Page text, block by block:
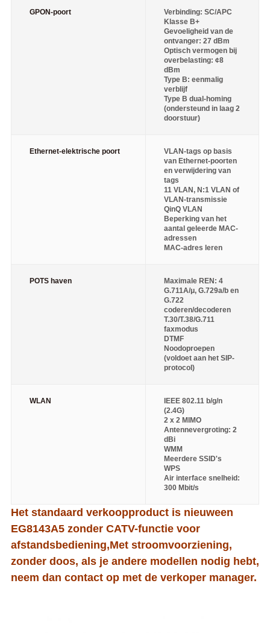
GPON-poort
Verbinding: SC/APC
Klasse B+
Gevoeligheid van de
ontvanger: 27 dBm
Optisch vermogen bij
overbelasting: ¢8
dBm
Type B: eenmalig
verblijf
Type B dual-homing
(ondersteund in laag 2
doorstuur)
Ethernet-elektrische poort
VLAN-tags op basis
van Ethernet-poorten
en verwijdering van
tags
11 VLAN, N:1 VLAN of
VLAN-transmissie
QinQ VLAN
Beperking van het
aantal geleerde MAC-
adressen
MAC-adres leren
POTS haven
Maximale REN: 4
G.711A/μ, G.729a/b en
G.722
coderen/decoderen
T.30/T.38/G.711
faxmodus
DTMF
Noodoproepen
(voldoet aan het SIP-
protocol)
WLAN
IEEE 802.11 b/g/n
(2.4G)
2 x 2 MIMO
Antennevergroting: 2
dBi
WMM
Meerdere SSID's
WPS
Air interface snelheid:
300 Mbit/s
Het standaard verkoopproduct is nieuween
EG8143A5 zonder CATV-functie voor
afstandsbediening,Met stroomvoorziening,
zonder doos, als je andere modellen nodig hebt,
neem dan contact op met de verkoper manager.